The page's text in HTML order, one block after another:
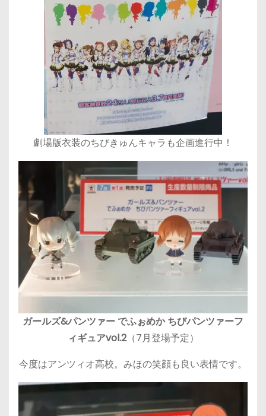
劇場版衣装のちびきゅんキャラも企画進行中！
ガールズ&パンツァー でふぉめか ちびパンツァーフ
ィギュアvol.2（7月登場予定）
今度はアンツィオ高校。みほの笑顔も良い表情です。